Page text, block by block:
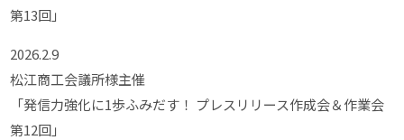
第13回」
2026.2.9
松江商工会議所様主催
「発信力強化に1歩ふみだす！ プレスリリース作成会＆作業会
第12回」